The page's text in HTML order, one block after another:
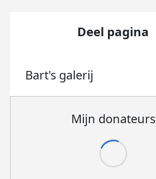
Deel pagina
Bart's galerij
Mijn donateurs